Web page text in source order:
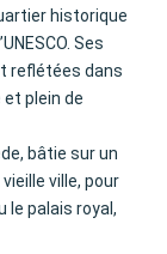
historique
Ses
reflétées dans
plein de
bâtie sur un
ville, pour
le palais royal,